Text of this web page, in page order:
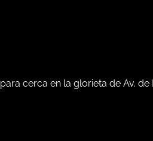
para cerca en la glorieta de Av. de